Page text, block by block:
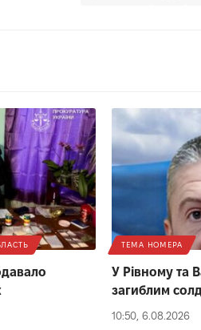
ТЕМА НОМЕРА
У Рівному та
загиблим
10:50, 6.08.2026